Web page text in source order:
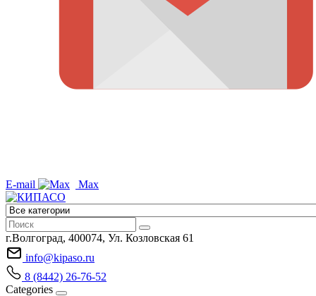
E-mail Max
г.Волгоград, 400074, Ул. Козловская 61
info@kipaso.ru
8 (8442) 26-76-52
Categories